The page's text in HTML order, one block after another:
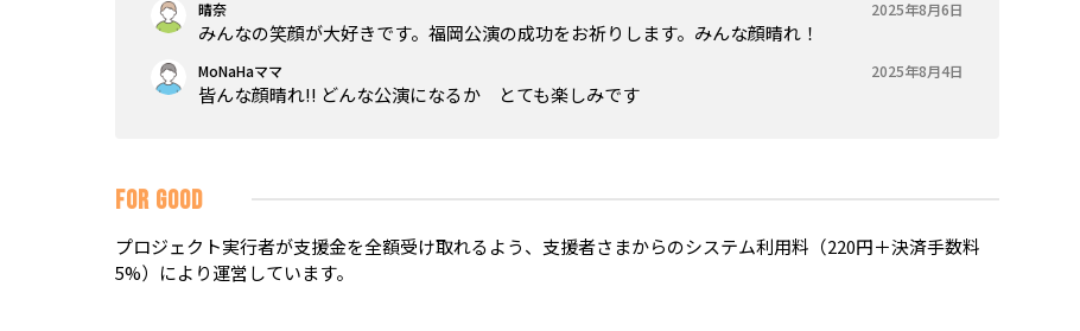
晴奈 2025年8月6日
みんなの笑顔が大好きです。福岡公演の成功をお祈りします。みんな顔晴れ！
MoNaHaママ 2025年8月4日
皆んな顔晴れ‼️ どんな公演になるか とても楽しみです
FOR GOOD
プロジェクト実行者が支援金を全額受け取れるよう、支援者さまからのシステム利用料（220円＋決済手数料
5%）により運営しています。